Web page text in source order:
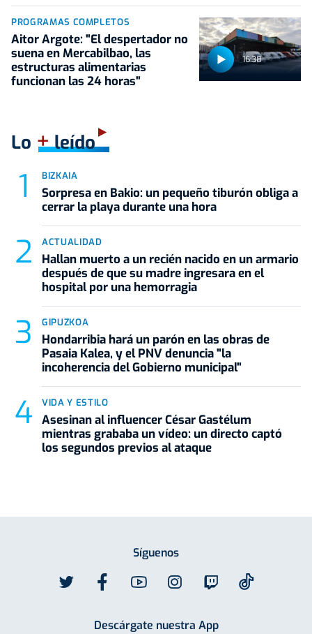
16:38
PROGRAMAS COMPLETOS
Aitor Argote: "El despertador no
suena en Mercabilbao, las
estructuras alimentarias
funcionan las 24 horas"
Lo +leído
BIZKAIA
Sorpresa en Bakio: un pequeño tiburón obliga a
cerrar la playa durante una hora
ACTUALIDAD
Hallan muerto a un recién nacido en un armario
después de que su madre ingresara en el
hospital por una hemorragia
GIPUZKOA
Hondarribia hará un parón en las obras de
Pasaia Kalea, y el PNV denuncia "la
incoherencia del Gobierno municipal"
VIDA Y ESTILO
Asesinan al influencer César Gastélum
mientras grababa un vídeo: un directo captó
los segundos previos al ataque
Síguenos
Descárgate nuestra App